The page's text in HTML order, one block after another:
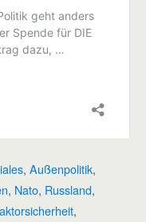
, Außenpolitik,
, Nato, Russland,
,